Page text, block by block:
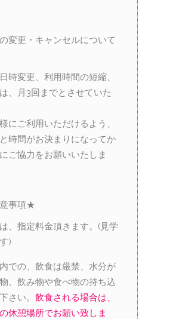
変更・キャンセルについて
時変更、利用時間の短縮、
、月3回までとさせていた
にご利用いただけるよう、
時間がお決まりになってか
ご協力をお願いいたしま
事項★
、指定料金頂きます。(見学
)
での、飲食は厳禁、水分が
、飲み物や食べ物の持ち込
さい。 飲食される場合は、
休憩場所でお願い致しま